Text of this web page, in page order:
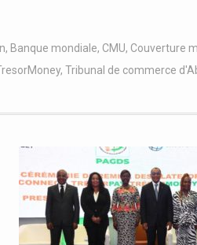
, Banque mondiale, CMU, Couverture
, Tribunal de commerce